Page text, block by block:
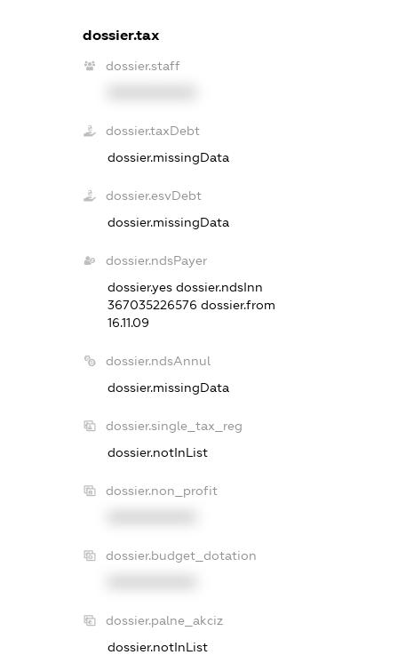
dossier.tax
dossier.staff
dossier.taxDebt
dossier.missingData
dossier.esvDebt
dossier.missingData
dossier.ndsPayer
dossier.yesdossier.ndsInn
367035226576dossier.from
16.11.09
dossier.ndsAnnul
dossier.missingData
dossier.single_tax_reg
dossier.notInList
dossier.non_profit
dossier.budget_dotation
dossier.palne_akciz
dossier.notInList